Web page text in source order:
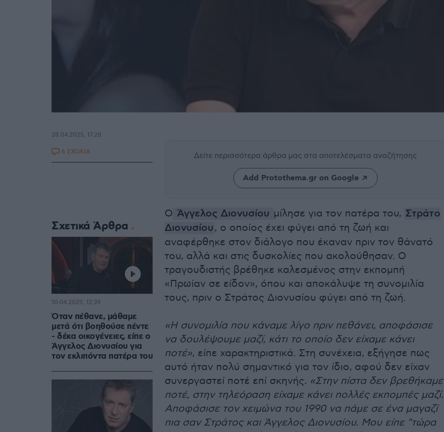
Δείτε περισσότερα άρθρα μας στα αποτελέσματα αναζήτησης
Add Protothema.gr on Google
Ο Άγγελος Διονυσίου μίλησε για τον πατέρα του, Στράτο
Διονυσίου, ο οποίος έχει φύγει από τη ζωή και
αναφέρθηκε στον διάλογο που έκαναν πριν τον θάνατό
του, αλλά και στις δυσκολίες που ακολούθησαν. Ο
τραγουδιστής βρέθηκε καλεσμένος στην εκπομπή
«Πρωίαν σε είδον», όπου και αποκάλυψε τη συνομιλία
τους, πριν ο Στράτος Διονυσίου φύγει από τη ζωή.
«Η συνομιλία που κάναμε λίγο πριν πεθάνει, αποφάσισε
να δουλέψουμε μαζί, κάτι το οποίο δεν είχαμε κάνει
ποτέ», είπε χαρακτηριστικά. Στη συνέχεια, εξήγησε πως
αυτό ήταν πολύ σημαντικό για τον ίδιο, αφού δεν είχαν
συνεργαστεί ποτέ επί σκηνής. «Στην πίστα δεν βρεθήκαμε
ποτέ, στην τηλεόραση είχαμε κάνει πολλές εκπομπές μαζί.
Αποφάσισε τον χειμώνα του 1990 να πάμε σε ένα μαγαζί
πια σαν Στράτος και Άγγελος Διονυσίου. Μου είπε "τώρα
28.04.2025, 17:28
6 ΣΧΟΛΙΑ
Σχετικά Άρθρα
Όταν πέθανε, μάθαμε
μετά ότι βοηθούσε πέντε
- δέκα οικογένειες, είπε ο
Άγγελος Διονυσίου για
τον εκλιπόντα πατέρα του
10.04.2025, 12:39